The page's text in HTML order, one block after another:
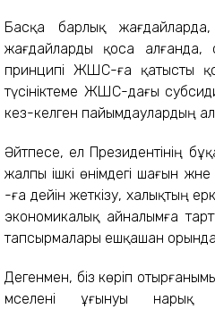
Басқа барлық
жағдайларды қоса алғанда,
принципі ЖШС-ға қатысты
түсініктеме ЖШС-дағы
кез-келген пайымдаулардың
Әйтпесе, ел Президентінің
жалпы ішкі өнімдегі шағын
-ға дейін жеткізу, халықтың
экономикалық айналымға
тапсырмалары ешқашан
Дегенмен, біз көріп
мәселені ұғынуы нарық